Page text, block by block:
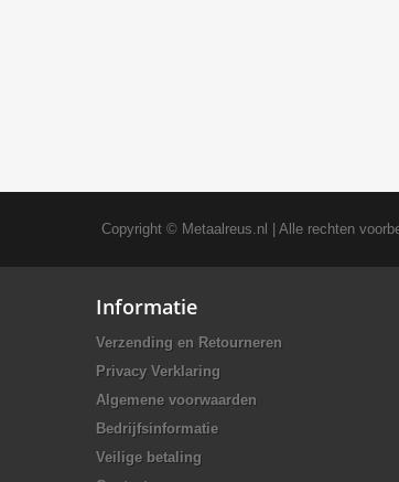
Copyright © Metaalreus.nl | Alle rechten
Informatie
Verzending en Retourneren
Privacy Verklaring
Algemene voorwaarden
Bedrijfsinformatie
Veilige betaling